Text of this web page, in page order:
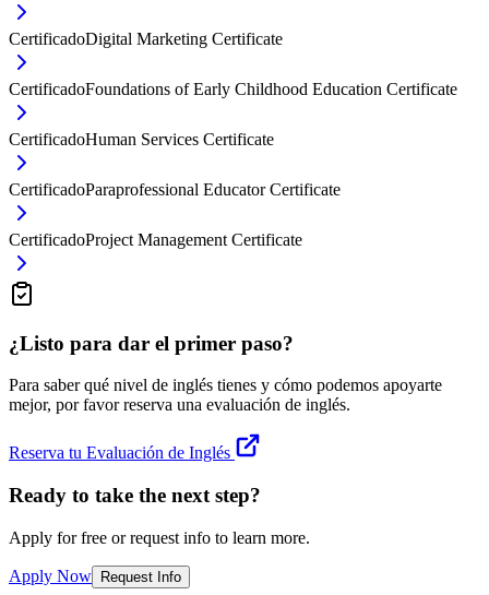
CertificadoDigital Marketing Certificate
CertificadoFoundations of Early Childhood Education Certificate
CertificadoHuman Services Certificate
CertificadoParaprofessional Educator Certificate
CertificadoProject Management Certificate
¿Listo para dar el primer paso?
Para saber qué nivel de inglés tienes y cómo podemos apoyarte
mejor, por favor reserva una evaluación de inglés.
Reserva tu Evaluación de Inglés
Ready to take the next step?
Apply for free or request info to learn more.
Apply Now Request Info